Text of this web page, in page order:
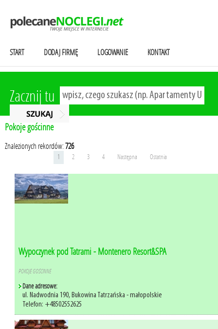
START DODAJ FIRMĘ LOGOWANIE KONTAKT
Zacznij tu
Pokoje gościnne
Znalezionych rekordów:726
1 2 3 4 Następna Ostatnia
Wypoczynek pod Tatrami - Montenero Resort&SPA
POKOJE GOŚCINNE
Dane adresowe:
ul. Nadwodnia 190, Bukowina Tatrzańska - małopolskie
Telefon: +48502552625